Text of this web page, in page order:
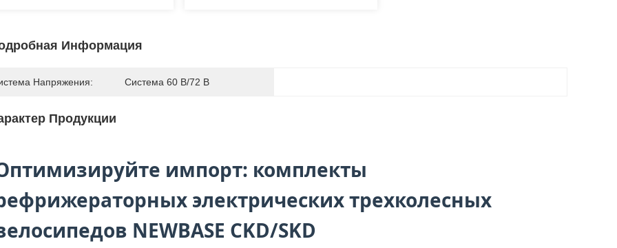
Информация
Напряжения: Система 60 В/72 В
Продукции
импорт: комплекты
электрических трехколесных
NEWBASE CKD/SKD